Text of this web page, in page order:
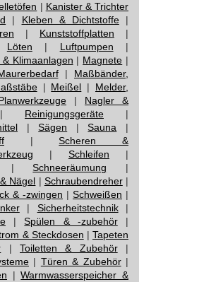
| Kanister & Trichter
| Kleben & Dichtstoffe|
| Kunststoffplatten |
Löten | Luftpumpen |
Klimaanlagen | Magnete |
| Maßbänder,
| Meißel | Melder,
| Nagler &
Reinigungsgeräte |
|Sägen |Sauna |
|Scheren &
| Schleifen |
Schneeräumung |
Nägel | Schraubendreher|
& -zwingen | Schweißen |
| Sicherheitstechnik|
|Spülen & -zubehör|
& Steckdosen |Tapeten
|Toiletten & Zubehör|
| Türen & Zubehör|
|Warmwasserspeicher &